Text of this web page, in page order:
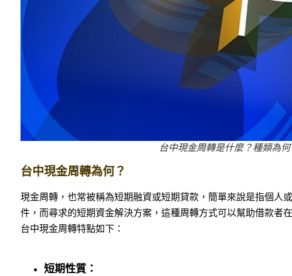
台中現金周轉是什麼？種類為
台中現金周轉為何？
現金周轉，也常被稱為短期融資或短期貸款，簡單來說是指個人
件，而尋求的短期資金解決方案，這種周轉方式可以幫助借款者
台中現金周轉特點如下：
短期性質：